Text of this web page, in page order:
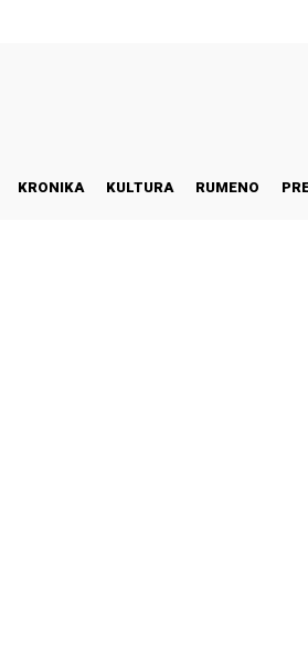
KRONIKA KULTURA RUMENO